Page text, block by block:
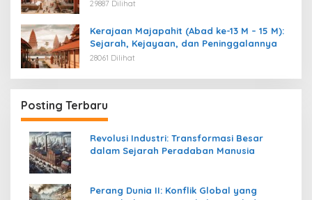
29887 Dilihat
Kerajaan Majapahit (Abad ke-13 M – 15 M):
Sejarah, Kejayaan, dan Peninggalannya
28061 Dilihat
Posting Terbaru
Revolusi Industri: Transformasi Besar
dalam Sejarah Peradaban Manusia
Perang Dunia II: Konflik Global yang